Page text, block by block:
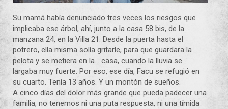
Su mamá había denunciado tres veces los riesgos que
implicaba ese árbol, ahí, junto a la casa 58 bis, de la
manzana 24, en la Villa 21. Desde la puerta hasta el
potrero, ella misma solía gritarle, para que guardara la
pelota y se metiera en la… casa, cuando la lluvia se
largaba muy fuerte. Por eso, ese día, Facu se refugió en
su cuarto. Tenía 13 años. Y un montón de sueños.
A cinco días del dolor más grande que pueda padecer una
familia, no tenemos ni una puta respuesta, ni una tímida